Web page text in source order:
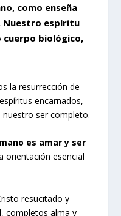
como enseña
Nuestro espíritu
cuerpo biológico,
la resurrección de
encarnados,
nuestro ser completo.
es amar y ser
orientación esencial
resucitado y
completos alma y